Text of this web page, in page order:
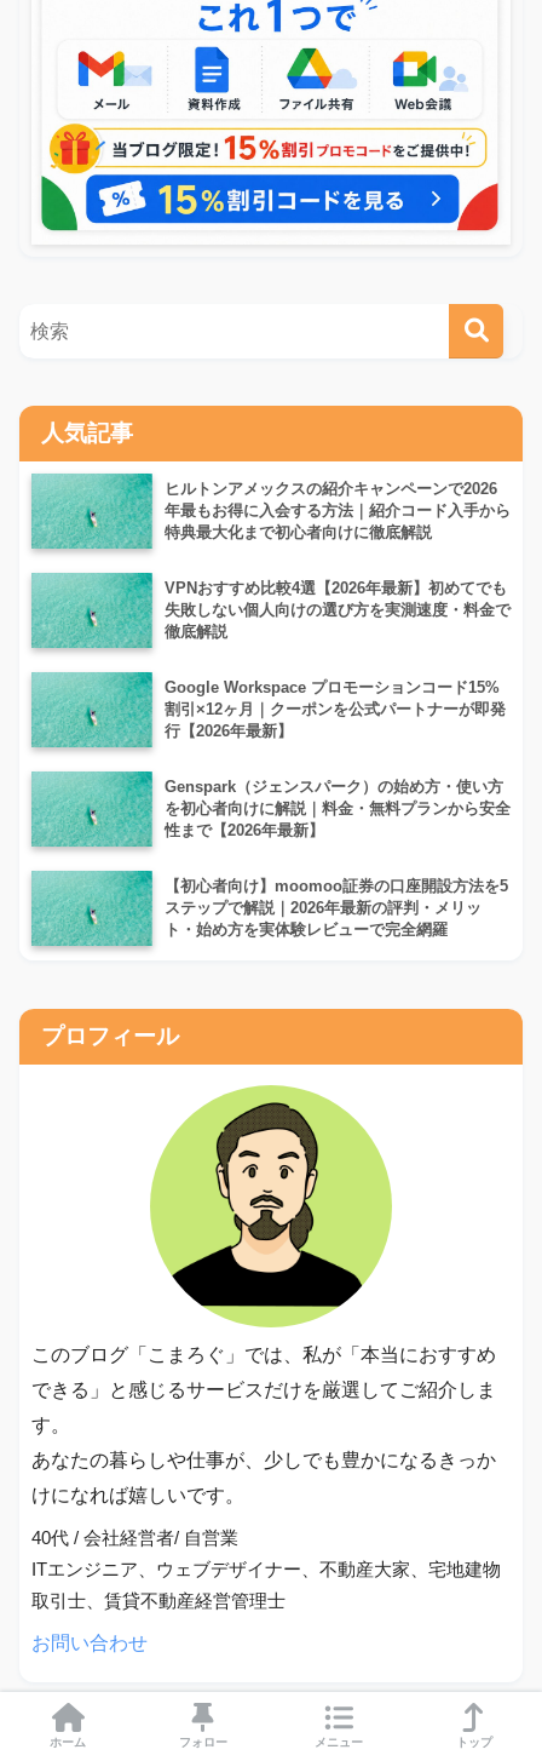
人気記事
ヒルトンアメックスの紹介キャンペーンで2026
年最もお得に入会する方法｜紹介コード入手から
特典最大化まで初心者向けに徹底解説
VPNおすすめ比較4選【2026年最新】初めてでも
失敗しない個人向けの選び方を実測速度・料金で
徹底解説
Google Workspace プロモーションコード15%
割引×12ヶ月｜クーポンを公式パートナーが即発
行【2026年最新】
Genspark（ジェンスパーク）の始め方・使い方
を初心者向けに解説｜料金・無料プランから安全
性まで【2026年最新】
【初心者向け】moomoo証券の口座開設方法を5
ステップで解説｜2026年最新の評判・メリッ
ト・始め方を実体験レビューで完全網羅
プロフィール
このブログ「こまろぐ」では、私が「本当におすすめ
できる」と感じるサービスだけを厳選してご紹介しま
す。
あなたの暮らしや仕事が、少しでも豊かになるきっか
けになれば嬉しいです。
40代 / 会社経営者/ 自営業
ITエンジニア、ウェブデザイナー、不動産大家、宅地建物
取引士、賃貸不動産経営管理士
お問い合わせ
ホーム フォロー メニュー トップ